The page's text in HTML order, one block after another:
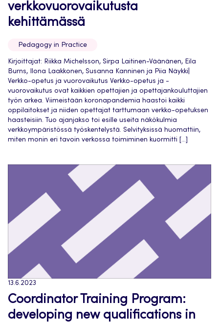
verkkovuorovaikutusta
kehittämässä
Pedagogy in Practice
Kirjoittajat: Riikka Michelsson, Sirpa Laitinen-Väänänen, Eila
Burns, Ilona Laakkonen, Susanna Kanninen ja Piia Näykki|
Verkko-opetus ja vuorovaikutus Verkko-opetus ja -
vuorovaikutus ovat kaikkien opettajien ja opettajankouluttajien
työn arkea. Viimeistään koronapandemia haastoi kaikki
oppilaitokset ja niiden opettajat tarttumaan verkko-opetuksen
haasteisiin. Tuo ajanjakso toi esille useita näkökulmia
verkkoympäristössä työskentelystä. Selvityksissä huomattiin,
miten monin eri tavoin verkossa toimiminen kuormitti […]
13.6.2023
Coordinator Training Program:
developing new qualifications in